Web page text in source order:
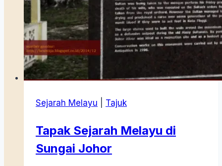
Sejarah Melayu Tajuk
Tapak Sejarah Melayu di
Sungai Johor